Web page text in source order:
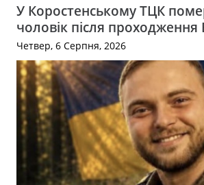
У Коростенському ТЦК
чоловік після
Четвер, 6 Серпня, 2026